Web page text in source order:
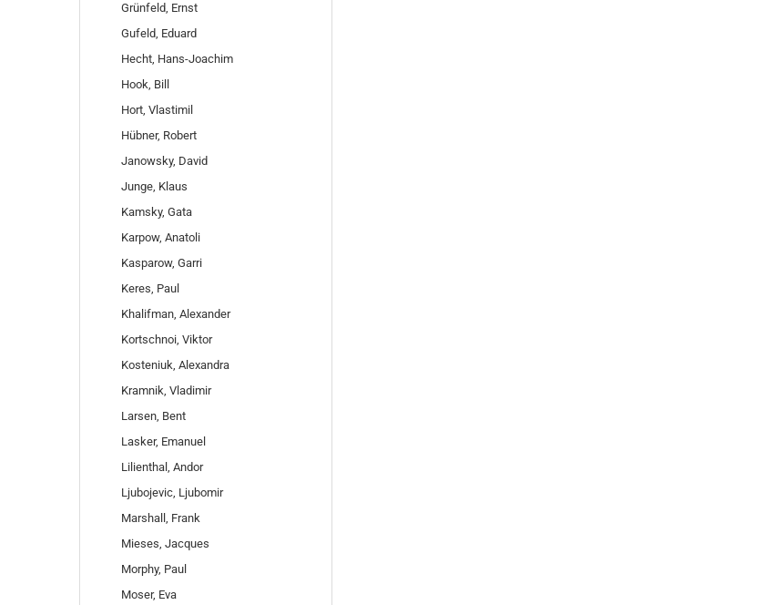
Grünfeld, Ernst
Gufeld, Eduard
Hecht, Hans-Joachim
Hook, Bill
Hort, Vlastimil
Hübner, Robert
Janowsky, David
Junge, Klaus
Kamsky, Gata
Karpow, Anatoli
Kasparow, Garri
Keres, Paul
Khalifman, Alexander
Kortschnoi, Viktor
Kosteniuk, Alexandra
Kramnik, Vladimir
Larsen, Bent
Lasker, Emanuel
Lilienthal, Andor
Ljubojevic, Ljubomir
Marshall, Frank
Mieses, Jacques
Morphy, Paul
Moser, Eva